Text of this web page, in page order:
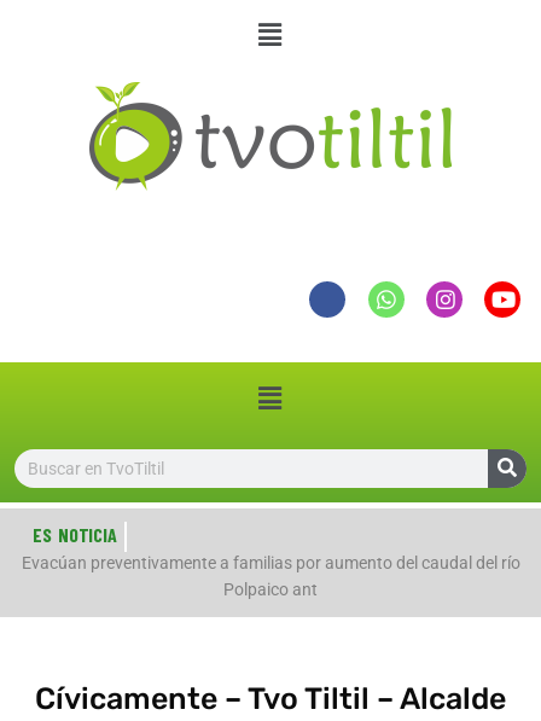
ES NOTICIA
Evacúan preventivamente a familias por aumento del caudal del río
Polpaico ant
Cívicamente – Tvo Tiltil – Alcalde